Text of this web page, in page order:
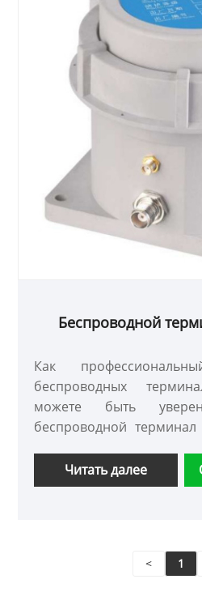
Беспроводной
Как
беспроводных
можете быть
беспроводной
послепродажное
своевременную доставку.
Читать далее
< 1